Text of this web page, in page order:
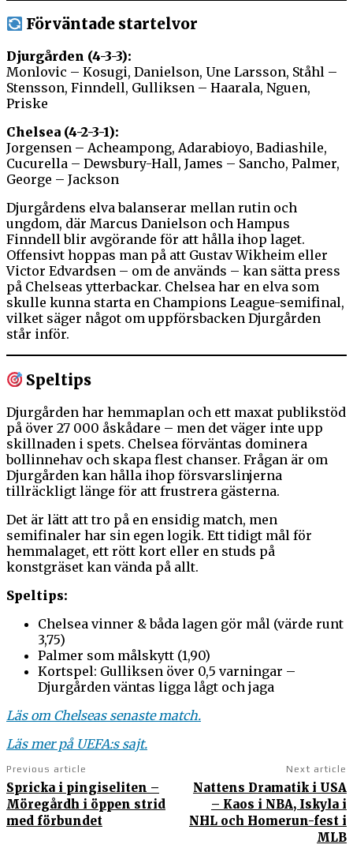
Förväntade startelvor
Djurgården (4-3-3):
Monlovic – Kosugi, Danielson, Une Larsson, Ståhl –
Stensson, Finndell, Gulliksen – Haarala, Nguen,
Priske
Chelsea (4-2-3-1):
Jorgensen – Acheampong, Adarabioyo, Badiashile,
Cucurella – Dewsbury-Hall, James – Sancho, Palmer,
George – Jackson
Djurgårdens elva balanserar mellan rutin och
ungdom, där Marcus Danielson och Hampus
Finndell blir avgörande för att hålla ihop laget.
Offensivt hoppas man på att Gustav Wikheim eller
Victor Edvardsen – om de används – kan sätta press
på Chelseas ytterbackar. Chelsea har en elva som
skulle kunna starta en Champions League-semifinal,
vilket säger något om uppförsbacken Djurgården
står inför.
Speltips
Djurgården har hemmaplan och ett maxat publikstöd
på över 27 000 åskådare – men det väger inte upp
skillnaden i spets. Chelsea förväntas dominera
bollinnehav och skapa flest chanser. Frågan är om
Djurgården kan hålla ihop försvarslinjerna
tillräckligt länge för att frustrera gästerna.
Det är lätt att tro på en ensidig match, men
semifinaler har sin egen logik. Ett tidigt mål för
hemmalaget, ett rött kort eller en studs på
konstgräset kan vända på allt.
Speltips:
Chelsea vinner & båda lagen gör mål (värde runt
3,75)
Palmer som målskytt (1,90)
Kortspel: Gulliksen över 0,5 varningar –
Djurgården väntas ligga lågt och jaga
Läs om Chelseas senaste match.
Läs mer på UEFA:s sajt.
Previous article
Spricka i pingiseliten –
Möregårdh i öppen strid
med förbundet
Next article
Nattens Dramatik i USA
– Kaos i NBA, Iskyla i
NHL och Homerun-fest i
MLB